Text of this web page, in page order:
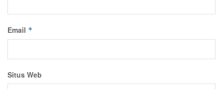
Email *
Situs Web